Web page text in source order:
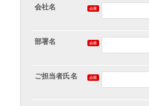
会社名
部署名
ご担当者氏名